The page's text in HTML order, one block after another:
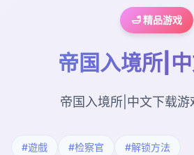
🛁 精品游戏
帝国入境所|
帝国入境所|中文下载游
#遊戲 #检察官 #解锁方法